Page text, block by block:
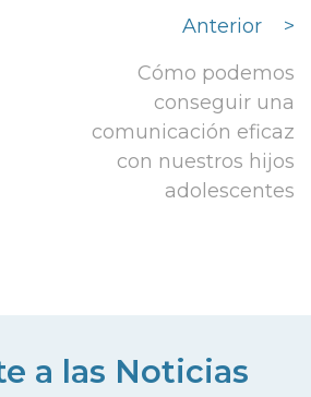
Anterior
>
Cómo podemos
conseguir una
comunicación eficaz
con nuestros hijos
adolescentes
a las Noticias